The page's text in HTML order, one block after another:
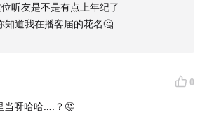
听友是不是有点上年纪了
知道我在播客届的花名🤔
0
当呀哈哈….？🤔